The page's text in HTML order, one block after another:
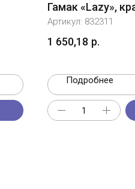
Гамак «Lazy»,
Артикул: 832311
1 650,18 р.
Подробнее